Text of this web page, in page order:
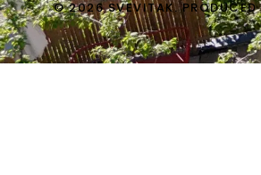
© 2026 SVEVITAK.